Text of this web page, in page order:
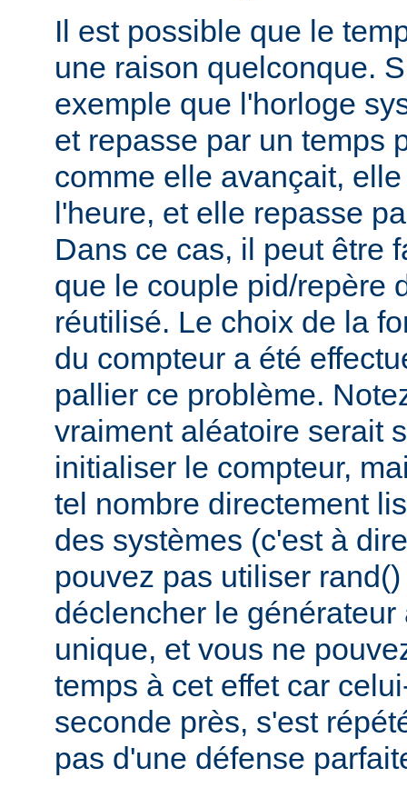
Il est possible que le
une raison quelconque.
exemple que l'horloge
et repasse par un temps
comme elle avançait,
l'heure, et elle repasse
Dans ce cas, il peut être
que le couple pid/repère
réutilisé. Le choix de la
du compteur a été
pallier ce problème.
vraiment aléatoire serait
initialiser le compteur,
tel nombre directement
des systèmes (c'est à
pouvez pas utiliser
déclencher le
unique, et vous ne
temps à cet effet car
seconde près, s'est
pas d'une défense